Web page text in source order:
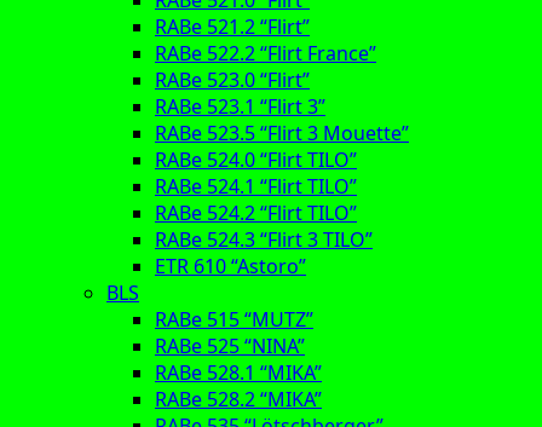
RABe 521.2 “Flirt”
RABe 522.2 “Flirt France”
RABe 523.0 “Flirt”
RABe 523.1 “Flirt 3”
RABe 523.5 “Flirt 3 Mouette”
RABe 524.0 “Flirt TILO”
RABe 524.1 “Flirt TILO”
RABe 524.2 “Flirt TILO”
RABe 524.3 “Flirt 3 TILO”
ETR 610 “Astoro”
BLS
RABe 515 “MUTZ”
RABe 525 “NINA”
RABe 528.1 “MIKA”
RABe 528.2 “MIKA”